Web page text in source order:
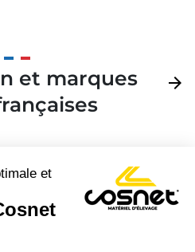
et
et marques
arrow_forward